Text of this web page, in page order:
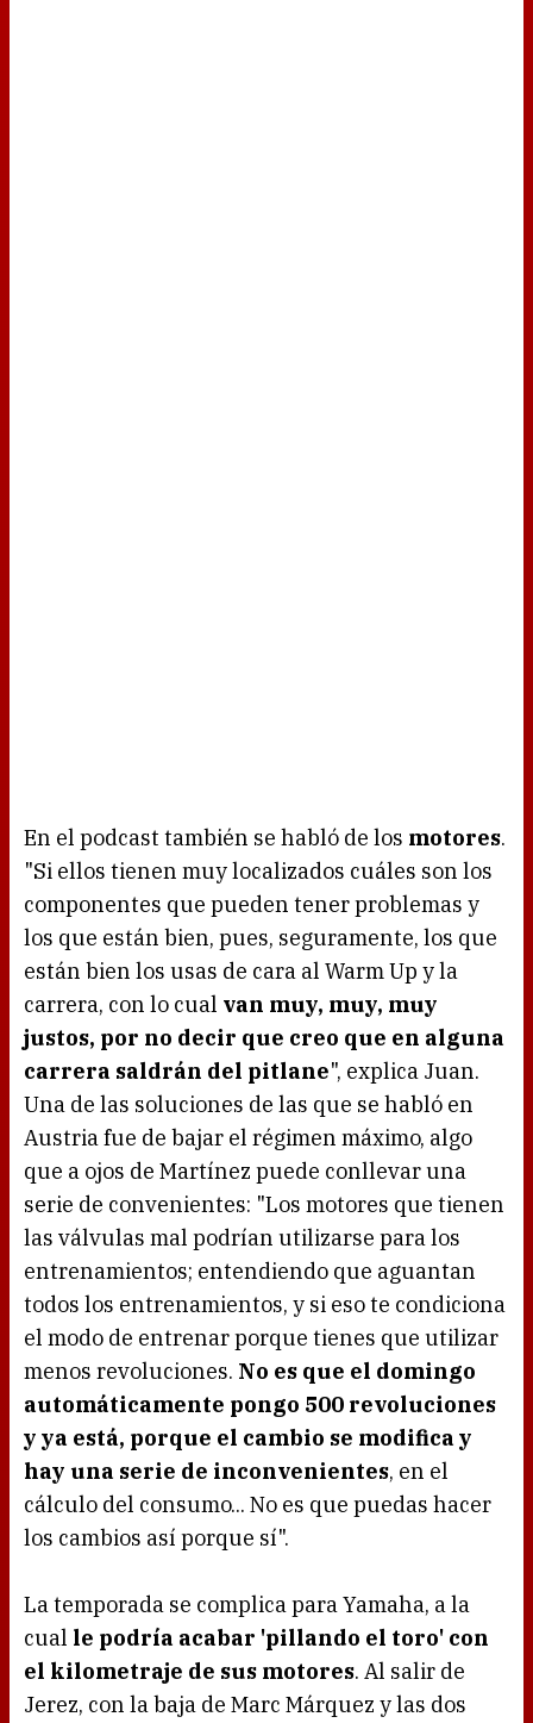
En el podcast también se habló de los motores.
"Si ellos tienen muy localizados cuáles son los
componentes que pueden tener problemas y
los que están bien, pues, seguramente, los que
están bien los usas de cara al Warm Up y la
carrera, con lo cual van muy, muy, muy
justos, por no decir que creo que en alguna
carrera saldrán del pitlane", explica Juan.
Una de las soluciones de las que se habló en
Austria fue de bajar el régimen máximo, algo
que a ojos de Martínez puede conllevar una
serie de convenientes: "Los motores que tienen
las válvulas mal podrían utilizarse para los
entrenamientos; entendiendo que aguantan
todos los entrenamientos, y si eso te condiciona
el modo de entrenar porque tienes que utilizar
menos revoluciones. No es que el domingo
automáticamente pongo 500 revoluciones
y ya está, porque el cambio se modifica y
hay una serie de inconvenientes, en el
cálculo del consumo... No es que puedas hacer
los cambios así porque sí".
La temporada se complica para Yamaha, a la
cual le podría acabar 'pillando el toro' con
el kilometraje de sus motores. Al salir de
Jerez, con la baja de Marc Márquez y las dos